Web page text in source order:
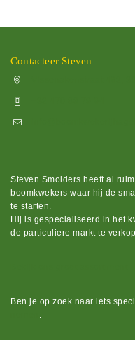
Contacteer Steven
Steven Smolders heeft al
boomkwekers waar hij de
te starten.
Hij is gespecialiseerd in het
de particuliere markt te
Ben je op zoek naar iets
.